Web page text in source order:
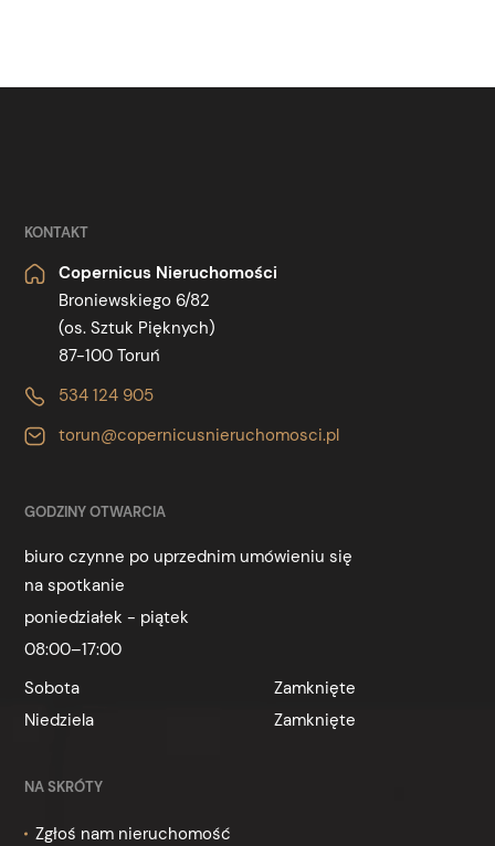
KONTAKT
Copernicus Nieruchomości
Broniewskiego 6/82
(os. Sztuk Pięknych)
87-100 Toruń
534 124 905
torun@copernicusnieruchomosci.pl
GODZINY OTWARCIA
biuro czynne po uprzednim umówieniu się
na spotkanie
poniedziałek - piątek
08:00–17:00
Sobota
Zamknięte
Niedziela
Zamknięte
NA SKRÓTY
Zgłoś nam nieruchomość